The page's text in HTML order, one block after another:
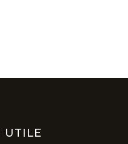
UTILE